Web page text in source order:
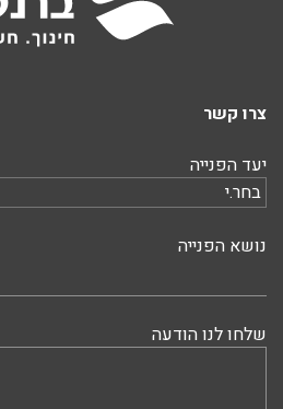
צרו קשר
יעד הפנייה
נושא הפנייה
שלחו לנו הודעה